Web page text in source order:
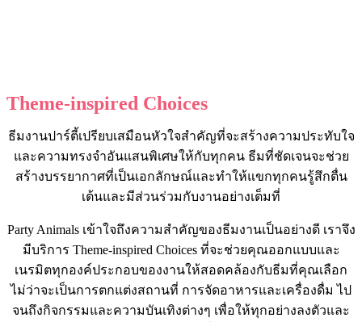
Theme-inspired Choices
ธีมงานปาร์ตี้เปรียบเสมือนหัวใจสำคัญที่จะสร้างความประทับใจ
และความทรงจำอันแสนพิเศษให้กับทุกคน ธีมที่ชัดเจนจะช่วย
สร้างบรรยากาศที่เป็นเอกลักษณ์และทำให้แขกทุกคนรู้สึกตื่น
เต้นและมีส่วนร่วมกับงานอย่างเต็มที่
Party Animals เข้าใจถึงความสำคัญของธีมงานเป็นอย่างดี เราจึง
มีบริการ Theme-inspired Choices ที่จะช่วยคุณออกแบบและ
เนรมิตทุกองค์ประกอบของงานให้สอดคล้องกับธีมที่คุณเลือก
ไม่ว่าจะเป็นการตกแต่งสถานที่ การจัดอาหารและเครื่องดื่ม ไป
จนถึงกิจกรรมและความบันเทิงต่างๆ เพื่อให้ทุกอย่างลงตัวและ